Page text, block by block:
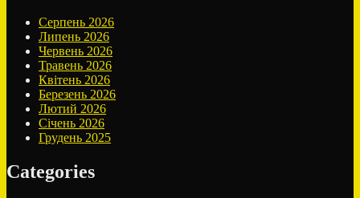
Серпень 2026
Липень 2026
Червень 2026
Травень 2026
Квітень 2026
Березень 2026
Лютий 2026
Січень 2026
Грудень 2025
Categories